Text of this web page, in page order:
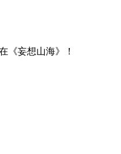
《妄想山海》！